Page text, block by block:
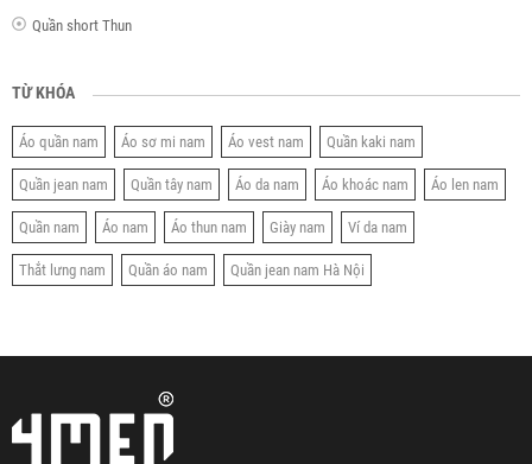
Quần short Thun
TỪ KHÓA
Áo quần nam Áo sơ mi nam Áo vest nam Quần kaki nam
Quần jean nam Quần tây nam Áo da nam Áo khoác nam Áo len nam
Quần nam Áo nam Áo thun nam Giày nam Ví da nam
Thắt lưng nam Quần áo nam Quần jean nam Hà Nội